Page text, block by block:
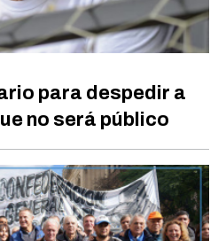
para despedir a
no será público